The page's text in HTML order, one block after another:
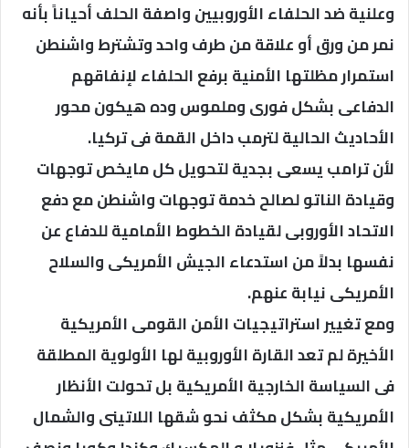
وعلنية ضد الحلفاء الأوروبيين واصفة الحلف أحياناً بأنه
نمر من ورق أو علاقة من طرف واحد وتشترط واشنطن
استمرار مظلتها الأمنية برفع الحلفاء لإنفاقهم
الدفاعى بشكل فورى وملموس وده هيكون محور
الأحاديث الحالية لترمب داخل القمة فى تركيا.
لأن ترامب يسعى بجدية ل​تحويل كل مايخص توجهات
وقيادة الناتو لصالح خدمة توجهات واشنطن مع دفع
الاتحاد الأوروبى لقيادة الخطوط الأمامية للدفاع عن
نفسها بدلاً من استدعاء الجيش الأمريكى والسلاح
الأمريكى نيابة عنهم.
ومع تغيير استراتيجيات الأمن القومى الأمريكية
الأخيرة لم تعد القارة الأوروبية لها الأولوية المطلقة
فى السياسة الخارجية الأمريكية بل تحولت الأنظار
الأمريكية بشكل مكثف نحو شقها اللاتينى والشمال